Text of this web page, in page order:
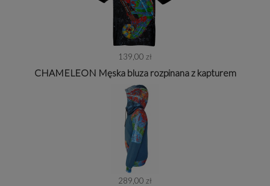
139,00 zł
CHAMELEON Męska bluza rozpinana z kapturem
289,00 zł